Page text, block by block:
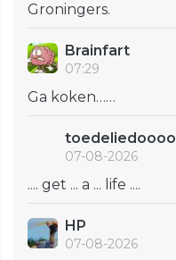
Groningers.
Brainfart
07:29
Ga koken……
toedeliedoooo
07-08-2026
.... get ... a ... life ....
HP
07-08-2026